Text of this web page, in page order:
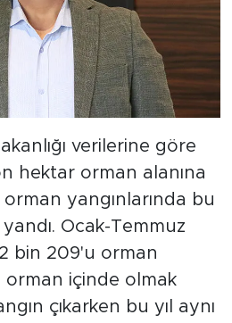
verilerine göre
hektar orman alanına
yangınlarında bu
Ocak-Temmuz
bin 209'u orman
orman içinde olmak
çıkarken bu yıl aynı